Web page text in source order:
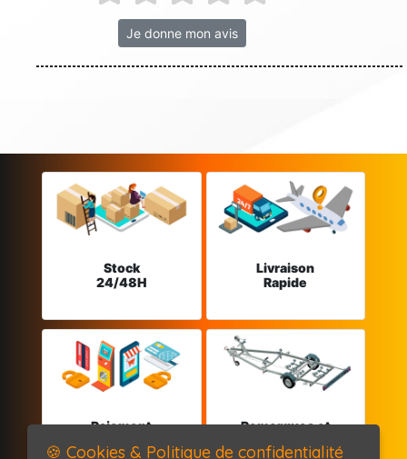
Je donne mon avis
Stock
24/48H
Livraison
Rapide
Paiement
Remorques et
🍪 Cookies & Politique de confidentialité